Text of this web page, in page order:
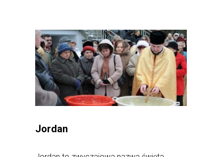
Jordan